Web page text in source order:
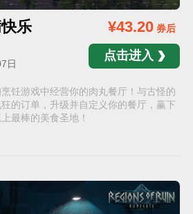
乐
日
¥43.20券后
点击进入
饪游戏中经营你的肉丸餐厅！与古怪的
的订单，升级并自定义你的餐厅，赢下
最棒的美食圣地！